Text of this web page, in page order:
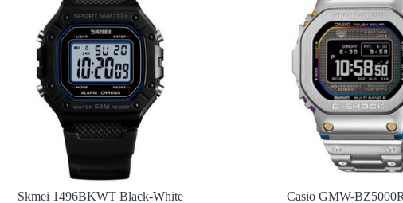
Skmei 1496BKWT Black-White
Виробник: Китай, Механізм:
електронні, Скло: мінеральне,
Ремінець | браслет: полімер,
Гарантія: 12 міс.,
550 грн.
+ порівняти
Skmei 1496BKWT Black-White
Casio GMW-
Виробник: Японія, Механізм:
електронні (сонячна
Скло: мінеральне, Ремінець |
браслет: сталь, Гарантія: 24
міс.,
53 460 грн.
Casio GMW-